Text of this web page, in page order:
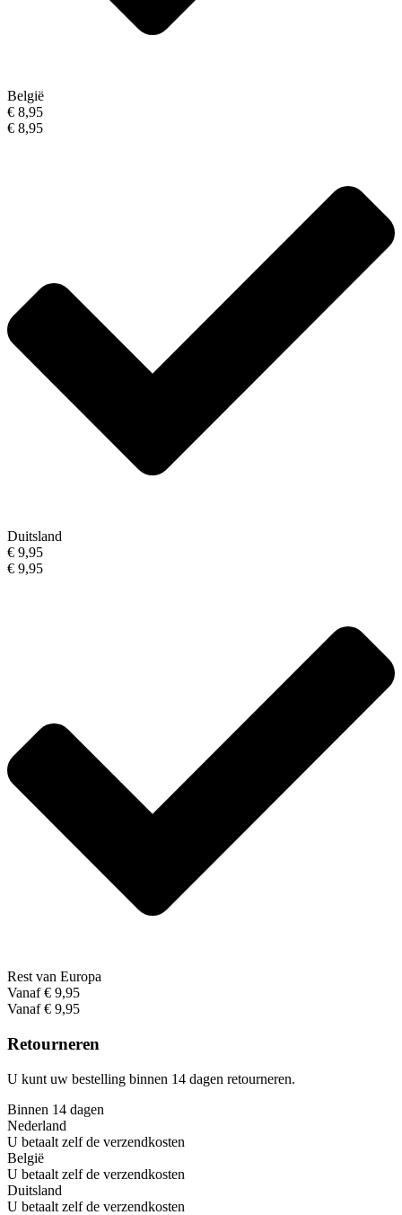
België
€ 8,95
€ 8,95
Duitsland
€ 9,95
€ 9,95
Rest van Europa
Vanaf € 9,95
Vanaf € 9,95
Retourneren
U kunt uw bestelling binnen 14 dagen retourneren.
Binnen 14 dagen
Nederland
U betaalt zelf de verzendkosten
België
U betaalt zelf de verzendkosten
Duitsland
U betaalt zelf de verzendkosten